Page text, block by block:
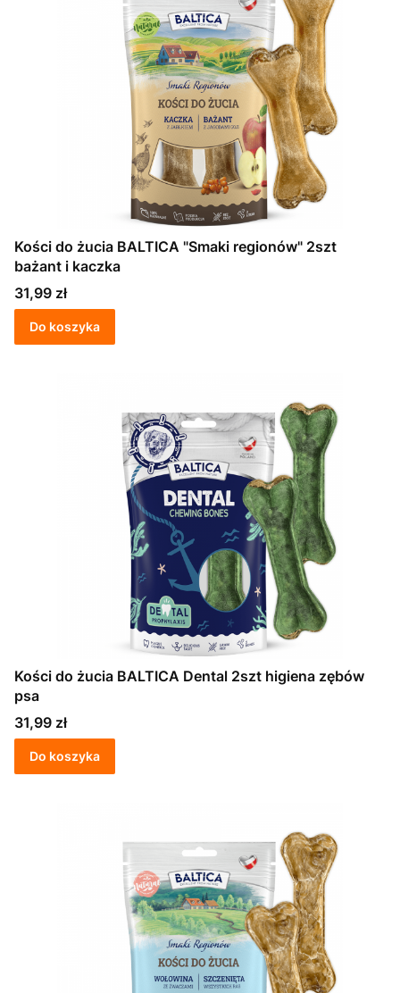
Kości do żucia BALTICA "Smaki regionów" 2szt
bażant i kaczka
Cena
31,99 zł
Do koszyka
Kości do żucia BALTICA Dental 2szt higiena zębów
psa
Cena
31,99 zł
Do koszyka